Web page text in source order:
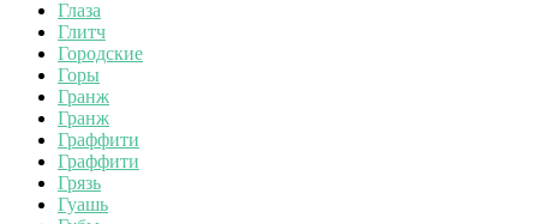
Глаза
Глитч
Городские
Горы
Гранж
Гранж
Граффити
Граффити
Грязь
Гуашь